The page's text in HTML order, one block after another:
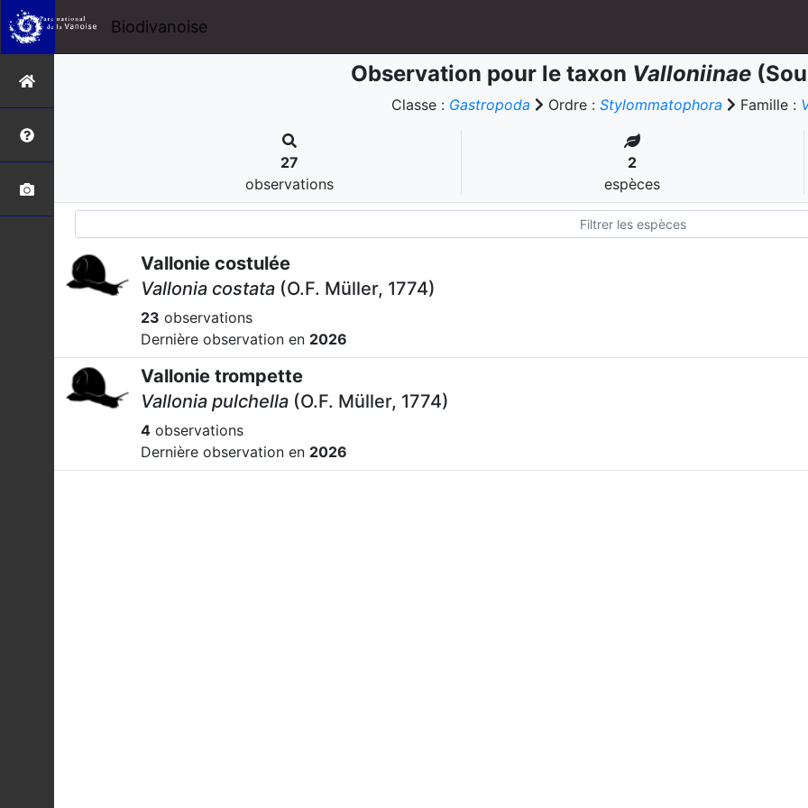
Biodivanoise
Observation pour le taxon Valloniinae
Classe : Gastropoda Ordre : Stylommatophora Famille :
27
observations
2
espèces
Vallonie costulée
Vallonia costata (O.F. Müller, 1774)
23 observations
Dernière observation en 2026
Vallonie trompette
Vallonia pulchella (O.F. Müller, 1774)
4 observations
Dernière observation en 2026